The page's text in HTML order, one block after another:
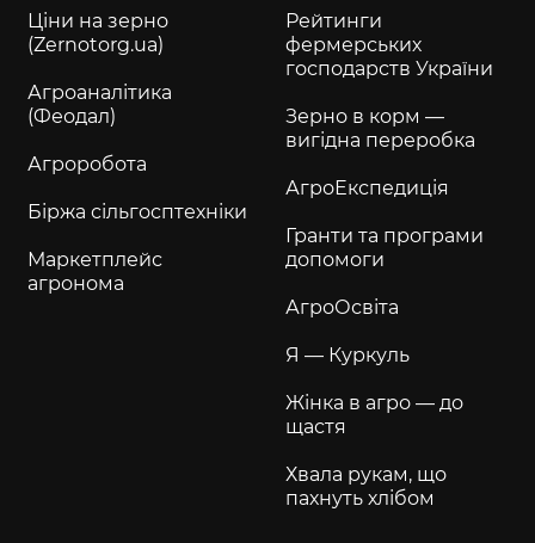
Ціни на зерно
(Zernotorg.ua)
Агроаналітика
(Феодал)
Агроробота
Біржа сільгосптехніки
Маркетплейс
агронома
Рейтинги
фермерських
господарств України
Зерно в корм —
вигідна переробка
АгроЕкспедиція
Гранти та програми
допомоги
АгроОсвіта
Я — Куркуль
Жінка в агро — до
щастя
Хвала рукам, що
пахнуть хлібом